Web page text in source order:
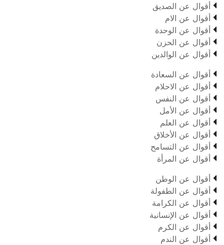
 أقوال عن الصديق
 أقوال عن الام
 أقوال عن الوحدة
 أقوال عن الحزن
 أقوال عن الوالدين
 أقوال عن السعادة
 أقوال عن الاحلام
 أقوال عن النفس
 أقوال عن الأمل
 أقوال عن العلم
 أقوال عن الأخلاق
 أقوال عن التسامح
 أقوال عن المرأة
 أقوال عن الوطن
 أقوال عن الطفولة
 أقوال عن الكرامة
 أقوال عن الإنسانية
 أقوال عن الكرم
 أقوال عن الندم